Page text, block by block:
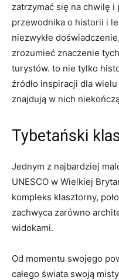
zatrzymać się na chwilę i
przewodnika o historii i
niezwykłe
zrozumieć znaczenie
turystów. to nie tylko
źródło inspiracji dla
znajdują w nich
Tybetański
Jednym​ z najbardziej
UNESCO w Wielkiej
kompleks klasztorny,
zachwyca zarówno
widokami.
Od momentu​ swojego
całego‍ świata swoją